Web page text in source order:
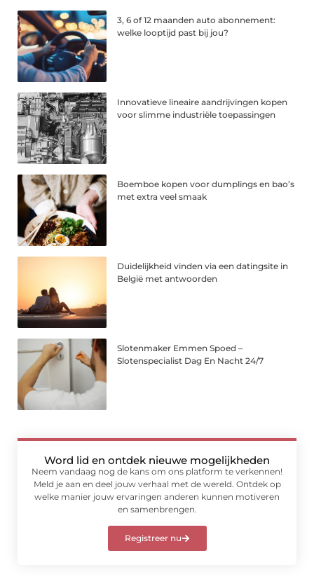
3, 6 of 12 maanden auto abonnement:
welke looptijd past bij jou?
Innovatieve lineaire aandrijvingen kopen
voor slimme industriële toepassingen
Boemboe kopen voor dumplings en bao’s
met extra veel smaak
Duidelijkheid vinden via een datingsite in
België met antwoorden
Slotenmaker Emmen Spoed –
Slotenspecialist Dag En Nacht 24/7
Word lid en ontdek nieuwe mogelijkheden
Neem vandaag nog de kans om ons platform te verkennen!
Meld je aan en deel jouw verhaal met de wereld. Ontdek op
welke manier jouw ervaringen anderen kunnen motiveren
en samenbrengen.
Registreer nu